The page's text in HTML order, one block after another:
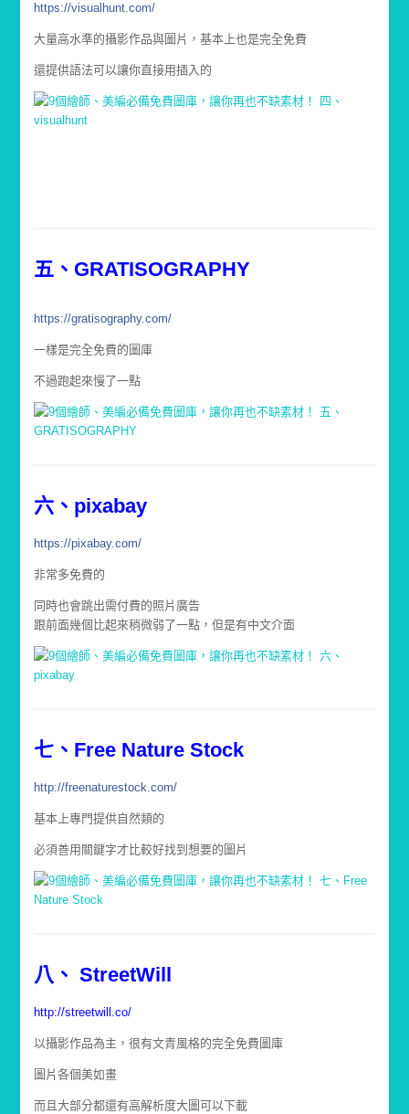
https://visualhunt.com/
大量高水準的攝影作品與圖片，基本上也是完全免費
還提供語法可以讓你直接用插入的
五、GRATISOGRAPHY
https://gratisography.com/
一樣是完全免費的圖庫
不過跑起來慢了一點
六、pixabay
https://pixabay.com/
非常多免費的
同時也會跳出需付費的照片廣告
跟前面幾個比起來稍微弱了一點，但是有中文介面
七、Free Nature Stock
http://freenaturestock.com/
基本上專門提供自然類的
必須善用關鍵字才比較好找到想要的圖片
八、 StreetWill
http://streetwill.co/
以攝影作品為主，很有文青風格的完全免費圖庫
圖片各個美如畫
而且大部分都還有高解析度大圖可以下載